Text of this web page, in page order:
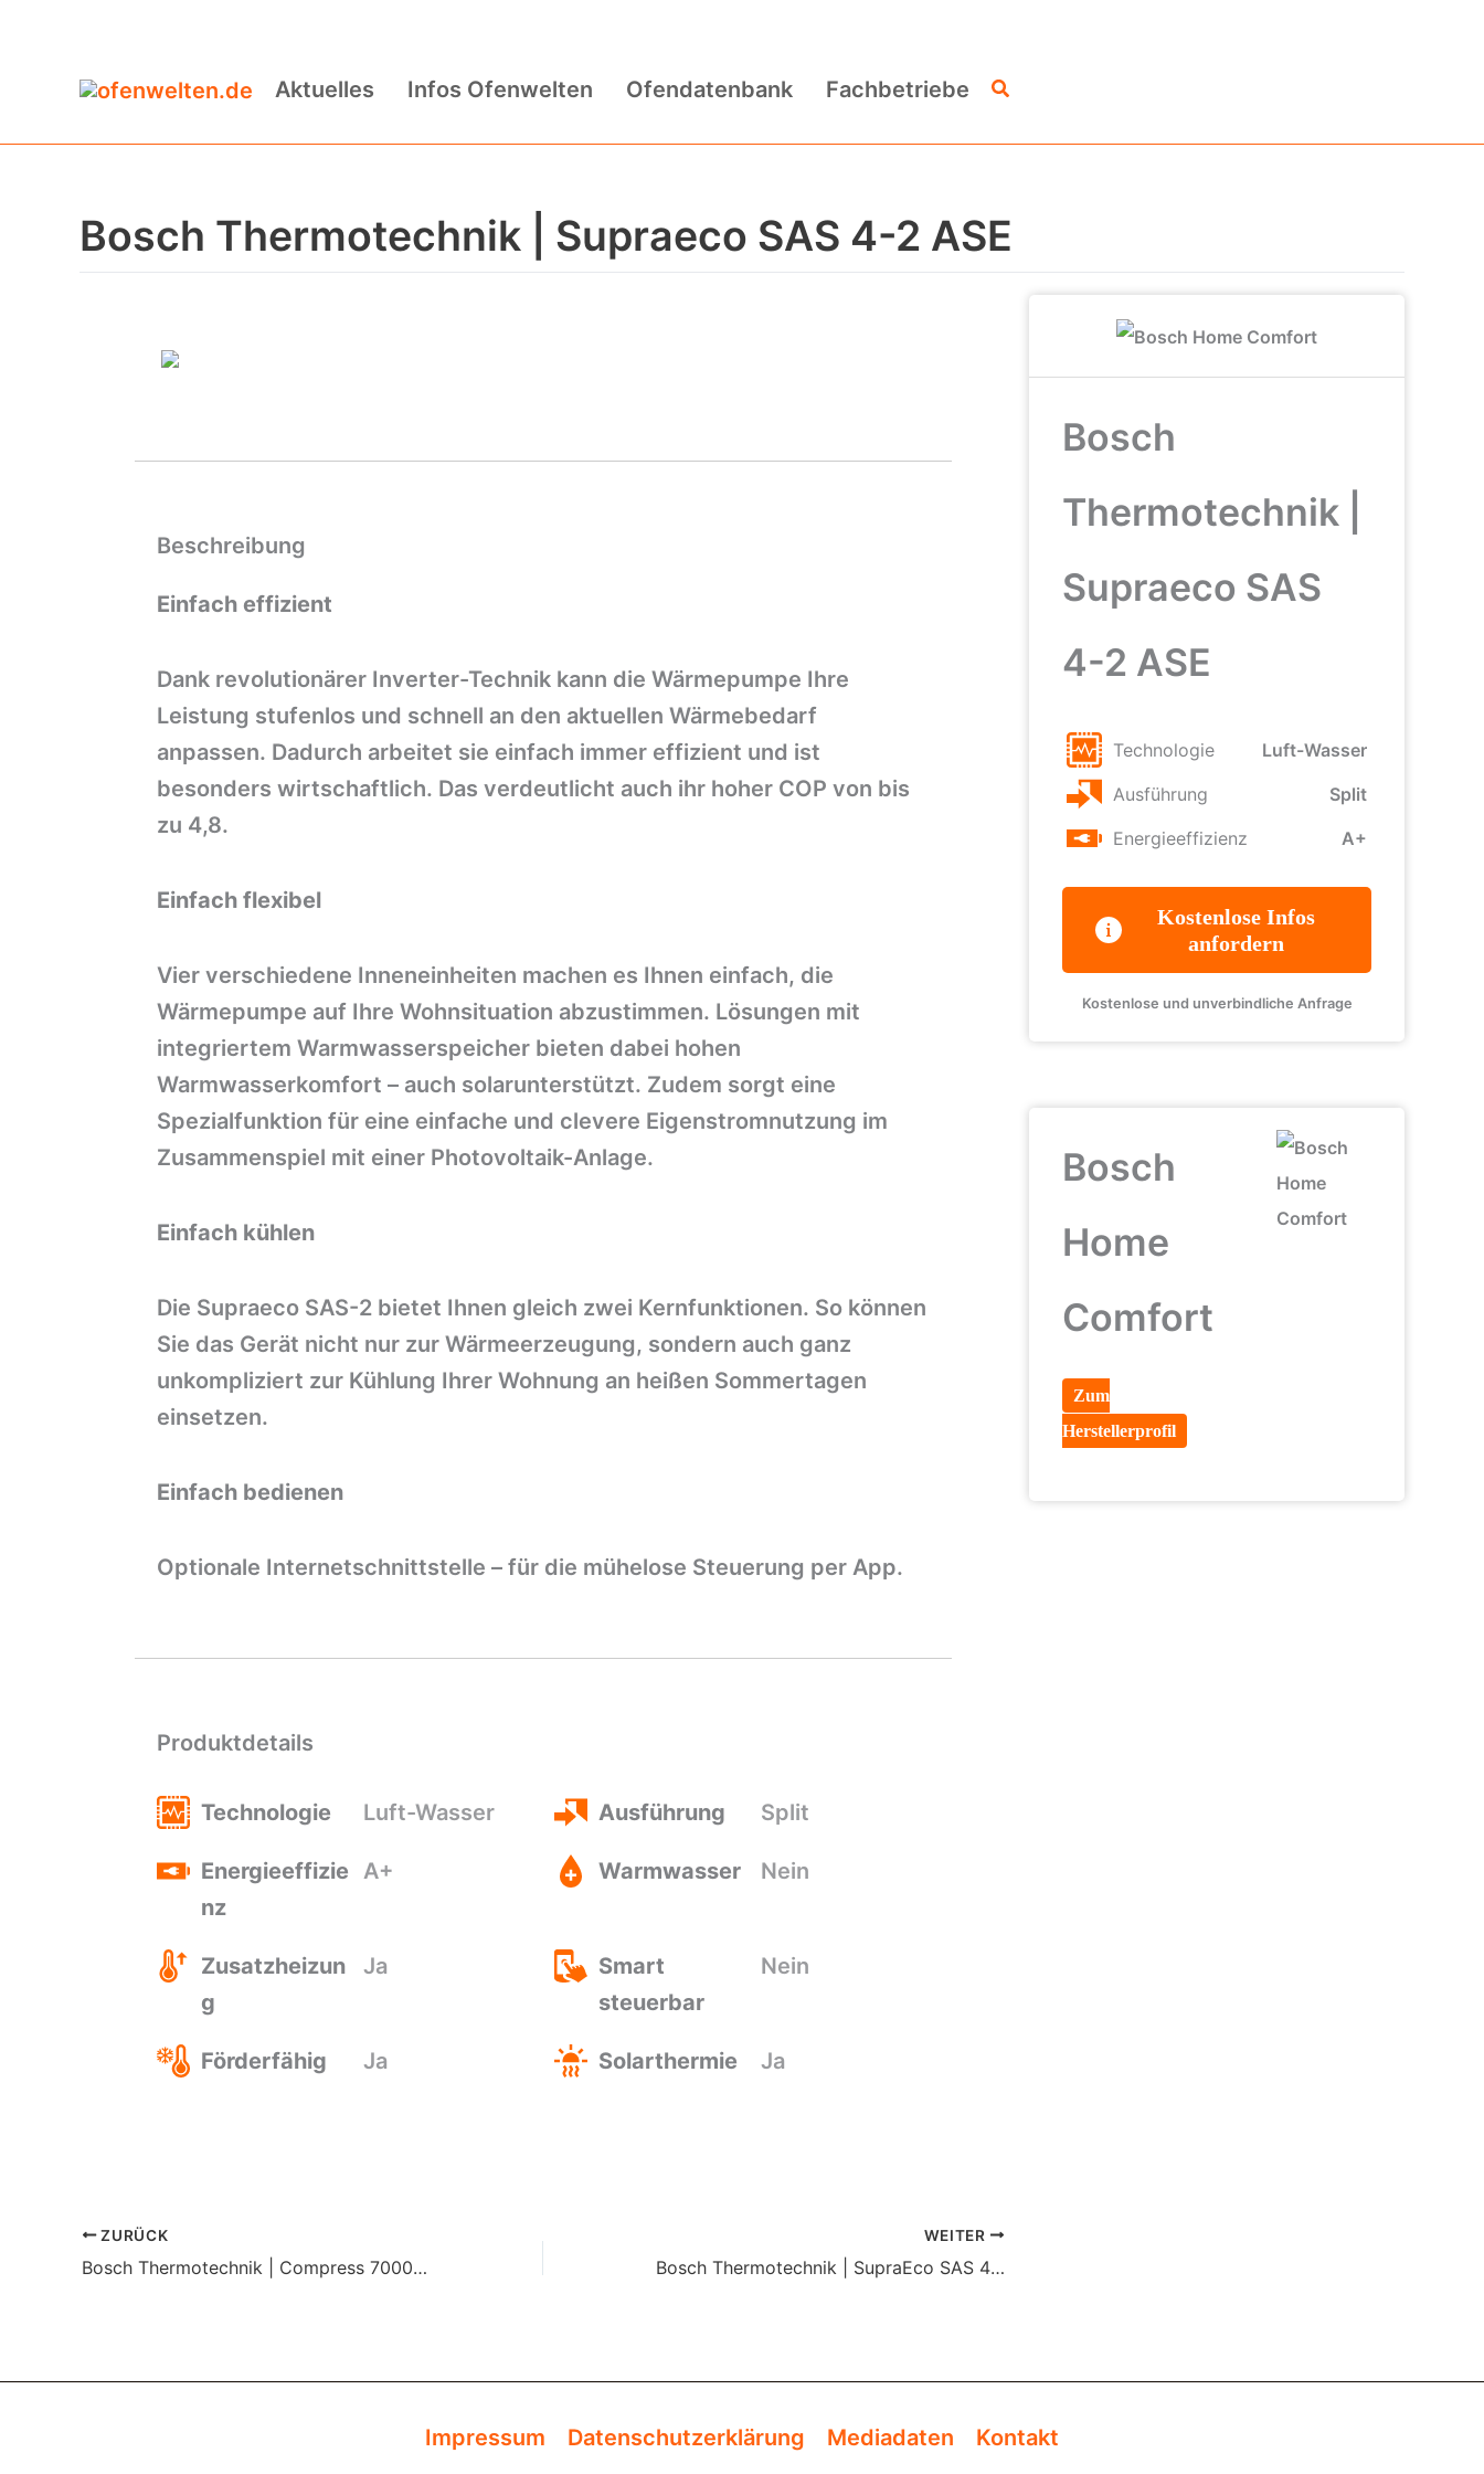
springen
Aktuelles Infos Ofenwelten Ofendatenbank Fachbetriebe Suchen
Bosch Thermotechnik | Supraeco SAS 4-2 ASE
Beschreibung
Einfach effizient
Dank revolutionärer Inverter-Technik kann die Wärmepumpe Ihre
Leistung stufenlos und schnell an den aktuellen Wärmebedarf
anpassen. Dadurch arbeitet sie einfach immer effizient und ist
besonders wirtschaftlich. Das verdeutlicht auch ihr hoher COP von bis
zu 4,8.
Einfach flexibel
Vier verschiedene Inneneinheiten machen es Ihnen einfach, die
Wärmepumpe auf Ihre Wohnsituation abzustimmen. Lösungen mit
integriertem Warmwasserspeicher bieten dabei hohen
Warmwasserkomfort – auch solarunterstützt. Zudem sorgt eine
Spezialfunktion für eine einfache und clevere Eigenstromnutzung im
Zusammenspiel mit einer Photovoltaik-Anlage.
Einfach kühlen
Die Supraeco SAS-2 bietet Ihnen gleich zwei Kernfunktionen. So können
Sie das Gerät nicht nur zur Wärmeerzeugung, sondern auch ganz
unkompliziert zur Kühlung Ihrer Wohnung an heißen Sommertagen
einsetzen.
Einfach bedienen
Optionale Internetschnittstelle – für die mühelose Steuerung per App.
Produktdetails
Technologie Luft-Wasser Ausführung Split
Energieeffizie
nz
A+ Warmwasser Nein
Zusatzheizun
g
Ja
Smart
steuerbar
Nein
Förderfähig Ja Solarthermie Ja
ZURÜCK
Bosch Thermotechnik | Compress 7000i AW9 IRE-S
WEITER
Bosch Thermotechnik | SupraEco SAS 4-2 ASM
Bosch
Thermotechnik |
Supraeco SAS
4-2 ASE
Technologie
Luft-Wasser
Ausführung
Split
Energieeffizienz
A+
Kostenlose Infos
anfordern
Kostenlose und unverbindliche Anfrage
Bosch
Home
Comfort
Zum
Herstellerprofil
Impressum Datenschutzerklärung Mediadaten Kontakt